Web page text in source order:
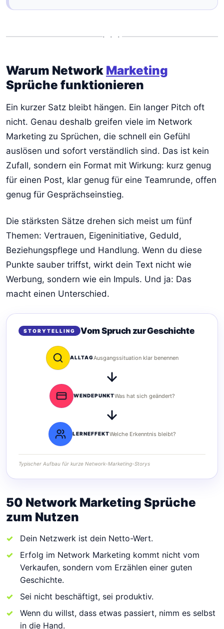
• • •
Warum Network Marketing
Sprüche funktionieren
Ein kurzer Satz bleibt hängen. Ein langer Pitch oft
nicht. Genau deshalb greifen viele im Network
Marketing zu Sprüchen, die schnell ein Gefühl
auslösen und sofort verständlich sind. Das ist kein
Zufall, sondern ein Format mit Wirkung: kurz genug
für einen Post, klar genug für eine Teamrunde, offen
genug für Gesprächseinstieg.
Die stärksten Sätze drehen sich meist um fünf
Themen: Vertrauen, Eigeninitiative, Geduld,
Beziehungspflege und Handlung. Wenn du diese
Punkte sauber triffst, wirkt dein Text nicht wie
Werbung, sondern wie ein Impuls. Und ja: Das
macht einen Unterschied.
STORYTELLING Vom Spruch zur Geschichte
ALLTAGAusgangssituation klar benennen
WENDEPUNKTWas hat sich geändert?
LERNEFFEKTWelche Erkenntnis bleibt?
Typischer Aufbau für kurze Network-Marketing-Storys
50 Network Marketing Sprüche
zum Nutzen
Dein Netzwerk ist dein Netto-Wert.
Erfolg im Network Marketing kommt nicht vom
Verkaufen, sondern vom Erzählen einer guten
Geschichte.
Sei nicht beschäftigt, sei produktiv.
Wenn du willst, dass etwas passiert, nimm es selbst
in die Hand.